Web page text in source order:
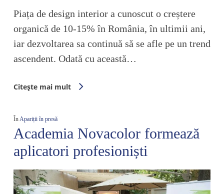
Piața de design interior a cunoscut o creștere
organică de 10-15% în România, în ultimii ani,
iar dezvoltarea sa continuă să se afle pe un trend
ascendent. Odată cu această…
Citește mai mult
În Apariții în presă
Academia Novacolor formează
aplicatori profesioniști